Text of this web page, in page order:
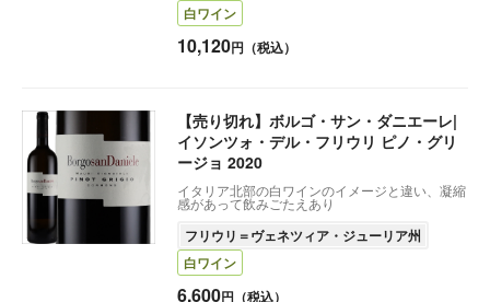
白ワイン
10,120円（税込）
【売り切れ】ボルゴ・サン・ダニエーレ|
イソンツォ・デル・フリウリ ピノ・グリ
ージョ 2020
イタリア北部の白ワインのイメージと違い、凝縮
感があって飲みごたえあり
フリウリ＝ヴェネツィア・ジューリア州
白ワイン
6,600円（税込）